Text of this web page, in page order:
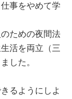
事をやめて学
ための夜間法
活を両立（三
した。
るようにしよ